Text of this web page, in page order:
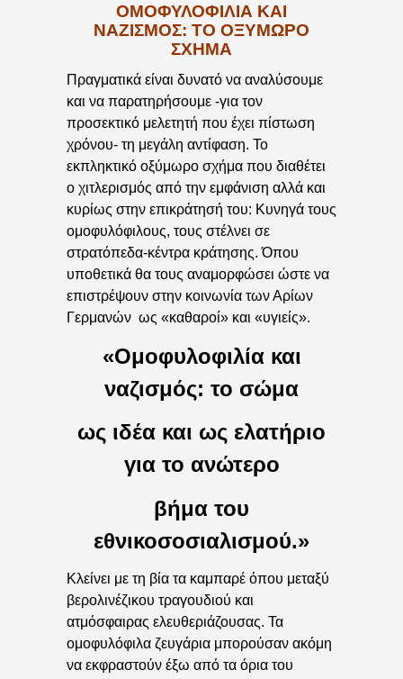
ΟΜΟΦΥΛΟΦΙΛΙΑ ΚΑΙ
ΝΑΖΙΣΜΟΣ: ΤΟ ΟΞΥΜΩΡΟ
ΣΧΗΜΑ
Πραγματικά είναι δυνατό να αναλύσουμε
και να παρατηρήσουμε -για τον
προσεκτικό μελετητή που έχει πίστωση
χρόνου- τη μεγάλη αντίφαση. Το
εκπληκτικό οξύμωρο σχήμα που διαθέτει
ο χιτλερισμός από την εμφάνιση αλλά και
κυρίως στην επικράτησή του: Κυνηγά τους
ομοφυλόφιλους, τους στέλνει σε
στρατόπεδα-κέντρα κράτησης. Όπου
υποθετικά θα τους αναμορφώσει ώστε να
επιστρέψουν στην κοινωνία των Αρίων
Γερμανών ως «καθαροί» και «υγιείς».
«Ομοφυλοφιλία και
ναζισμός: το σώμα
ως ιδέα και ως ελατήριο
για το ανώτερο
βήμα του
εθνικοσοσιαλισμού.»
Κλείνει με τη βία τα καμπαρέ όπου μεταξύ
βερολινέζικου τραγουδιού και
ατμόσφαιρας ελευθεριάζουσας. Τα
ομοφυλόφιλα ζευγάρια μπορούσαν ακόμη
να εκφραστούν έξω από τα όρια του